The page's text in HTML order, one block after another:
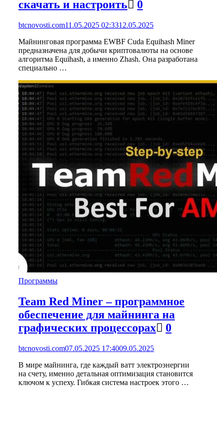
скачать и настроить
0
btcnovosti.com11.05.2025 02:3312.05.2025
Майнинговая программа EWBF Cuda Equihash Miner
предназначена для добычи криптовалюты на основе
алгоритма Equihash, а именно Zhash. Она разработана
специально …
Программы
Team Red Miner – программное
обеспечение для майнинга на
графических процессорах
0
btcnovosti.com07.05.2025 17:4009.05.2025
В мире майнинга, где каждый ватт электроэнергии
на счету, именно детальная оптимизация становится
ключом к успеху. Гибкая система настроек этого …